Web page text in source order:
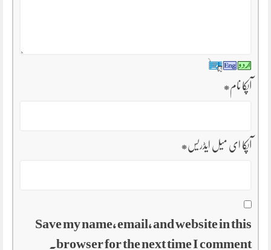
آپکا نام*
آپکا ای میل ایڈریس*
Save my name, email, and website in this
browser for the next time I comment.